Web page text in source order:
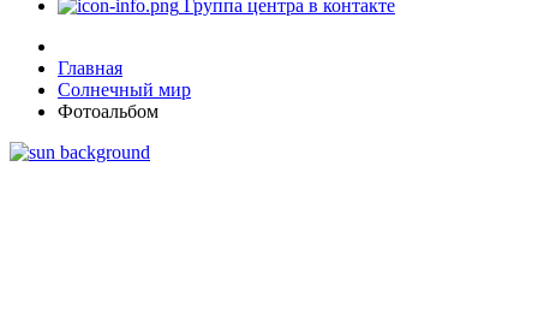
Группа центра в контакте
Главная
Солнечный мир
Фотоальбом